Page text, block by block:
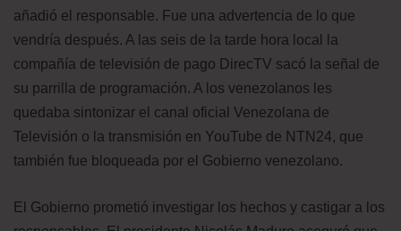
añadió el responsable. Fue una advertencia de lo que
vendría después. A las seis de la tarde hora local la
compañía de televisión de pago DirecTV sacó la señal de
su parrilla de programación. A los venezolanos les
quedaba sintonizar el canal oficial Venezolana de
Televisión o la transmisión en YouTube de NTN24, que
también fue bloqueada por el Gobierno venezolano.
El Gobierno prometió investigar los hechos y castigar a los